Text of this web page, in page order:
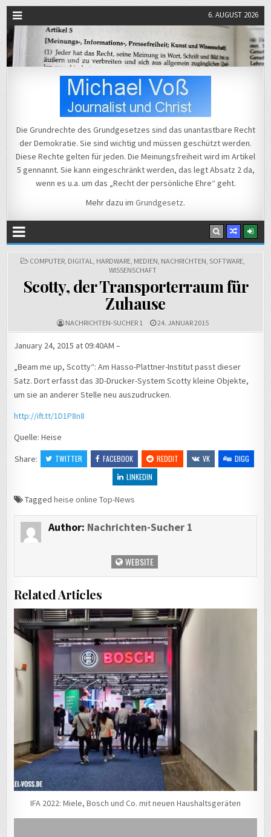
6. AUGUST 2026
Michael Voß
Die Grundrechte des Grundgesetzes sind das unantastbare Recht
der Demokratie. Sie sind wichtig und müssen geschützt werden.
Diese Rechte gelten für jeden. Die Meinungsfreiheit wird im Artikel
5 gennannt. Sie kann eingeschränkt werden, das legt Absatz 2 da,
wenn es u.a. um das „Recht der persönliche Ehre“ geht.
Mehr dazu im Grundgesetz.
POSTED
COMPUTER, DIGITAL, HARDWARE, MEDIEN, NACHRICHTEN, SOFTWARE,
WISSENSCHAFT
Scotty, der Transporterraum für
Zuhause
NACHRICHTEN-SUCHER 1 24. JANUAR 2015
January 24, 2015 at 09:40AM –
„Beam me up, Scotty“: Am Hasso-Plattner-Institut passt dieser
Satz. Dort erfasst das 3D-Drucker-System Scotty kleine Objekte,
um sie an anderer Stelle neu auszudrucken.
http://ift.tt/1D1P8n8
Quelle: Heise
Share:
TWITTER FACEBOOK REDDIT VK
DIGG
LINKEDIN
Taggedheise online Top-News
Author: Nachrichten-Sucher 1
WEBSITE
Related Articles
IFA 2022: Miele, Bosch und Co. mit neuen Haushaltsgeräten